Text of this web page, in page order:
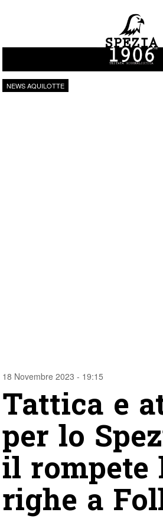
Vai al contenuto
NEWS AQUILOTTE
18 Novembre 2023 - 19:15
Tattica e
per lo
il rompete
righe a